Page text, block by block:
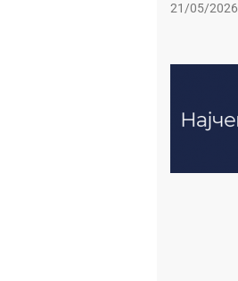
21/05/2026